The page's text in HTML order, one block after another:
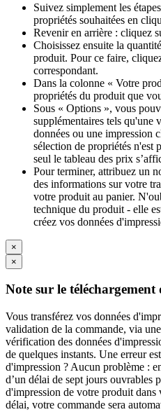
Suivez simplement les
propriétés souhaitées en
Revenir en arrière : cliquez
Choisissez ensuite la
produit. Pour ce faire,
correspondant.
Dans la colonne « Votre
propriétés du produit que
Sous « Options », vous
supplémentaires tels qu'une
données ou une impression
sélection de propriétés n'est
seul le tableau des prix
Pour terminer, attribuez un
des informations sur votre
votre produit au panier.
technique du produit - elle
créez vos données
×
×
Note sur le téléchargement
Vous transférez vos données
validation de la commande, via
vérification des données
de quelques instants. Une erreur
d'impression ? Aucun problème :
d’un délai de sept jours ouvrables
d'impression de votre produit dans
délai, votre commande sera